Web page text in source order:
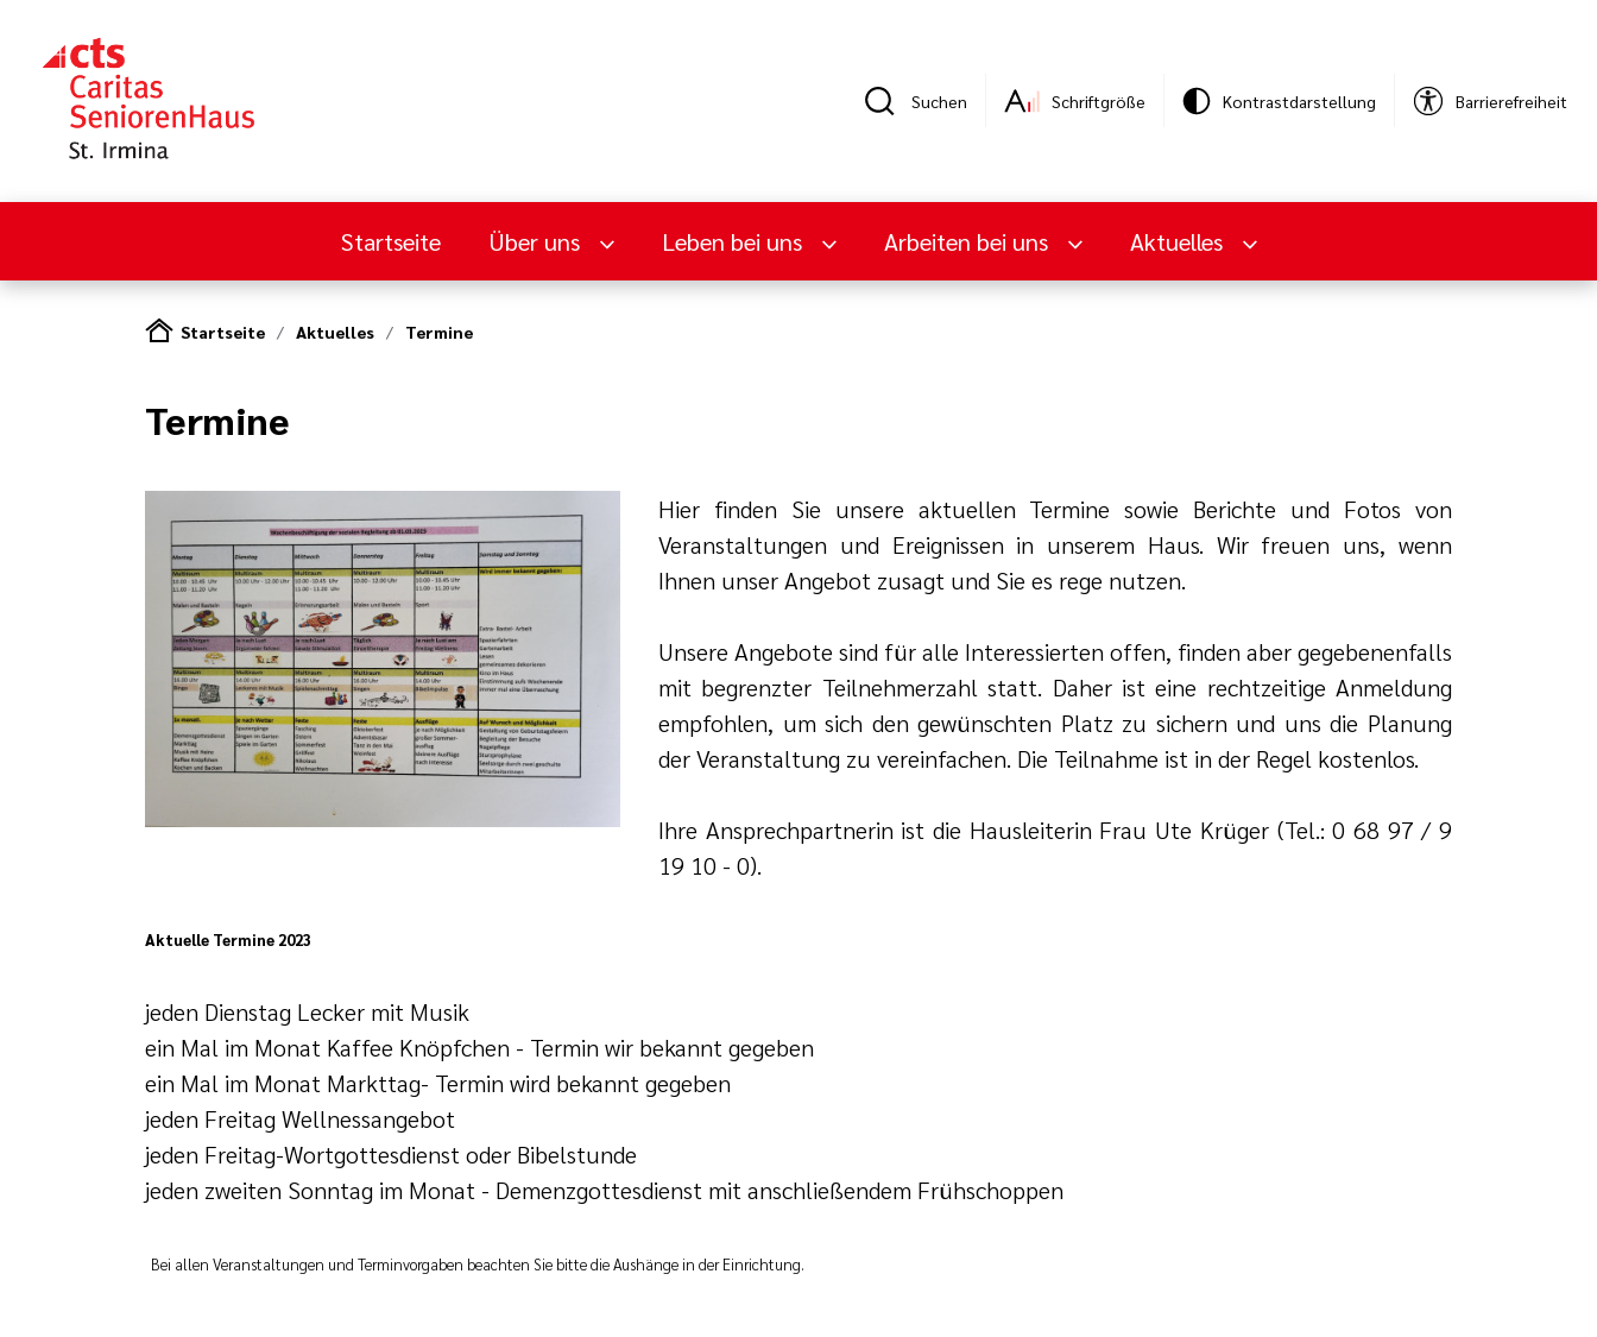
Suchen Schriftgröße Kontrastdarstellung Barrierefreiheit
Startseite Über uns Leben bei uns Arbeiten bei uns Aktuelles
Startseite Aktuelles Termine
Termine
Hier finden Sie unsere aktuellen Termine sowie Berichte und Fotos von
Veranstaltungen und Ereignissen in unserem Haus. Wir freuen uns, wenn
Ihnen unser Angebot zusagt und Sie es rege nutzen.
Unsere Angebote sind für alle Interessierten offen, finden aber gegebenenfalls
mit begrenzter Teilnehmerzahl statt. Daher ist eine rechtzeitige Anmeldung
empfohlen, um sich den gewünschten Platz zu sichern und uns die Planung
der Veranstaltung zu vereinfachen. Die Teilnahme ist in der Regel kostenlos.
Ihre Ansprechpartnerin ist die Hausleiterin Frau Ute Krüger (Tel.: 0 68 97 / 9
19 10 - 0).
Aktuelle Termine 2023
jeden Dienstag Lecker mit Musik
ein Mal im Monat Kaffee Knöpfchen - Termin wir bekannt gegeben
ein Mal im Monat Markttag- Termin wird bekannt gegeben
jeden Freitag Wellnessangebot
jeden Freitag-Wortgottesdienst oder Bibelstunde
jeden zweiten Sonntag im Monat - Demenzgottesdienst mit anschließendem Frühschoppen
Bei allen Veranstaltungen und Terminvorgaben beachten Sie bitte die Aushänge in der Einrichtung.